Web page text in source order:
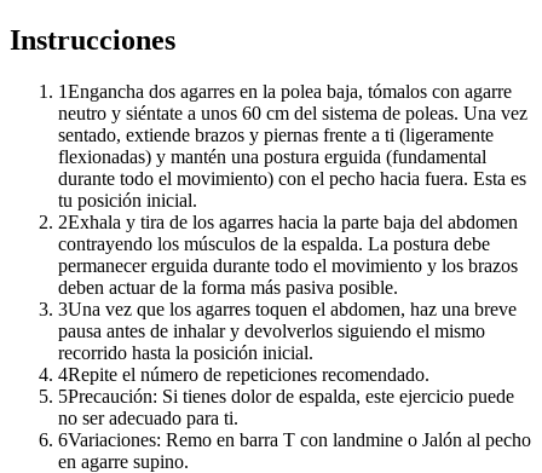
Instrucciones
1Engancha dos agarres en la polea baja, tómalos con agarre
neutro y siéntate a unos 60 cm del sistema de poleas. Una vez
sentado, extiende brazos y piernas frente a ti (ligeramente
flexionadas) y mantén una postura erguida (fundamental
durante todo el movimiento) con el pecho hacia fuera. Esta es
tu posición inicial.
2Exhala y tira de los agarres hacia la parte baja del abdomen
contrayendo los músculos de la espalda. La postura debe
permanecer erguida durante todo el movimiento y los brazos
deben actuar de la forma más pasiva posible.
3Una vez que los agarres toquen el abdomen, haz una breve
pausa antes de inhalar y devolverlos siguiendo el mismo
recorrido hasta la posición inicial.
4Repite el número de repeticiones recomendado.
5Precaución: Si tienes dolor de espalda, este ejercicio puede
no ser adecuado para ti.
6Variaciones: Remo en barra T con landmine o Jalón al pecho
en agarre supino.